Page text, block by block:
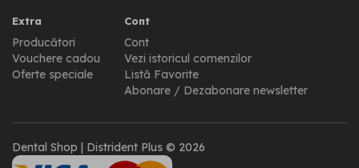
Extra
Producători
Vouchere cadou
Oferte speciale
Cont
Cont
Vezi istoricul comenzilor
Listă Favorite
Abonare / Dezabonare newsletter
Dental Shop | Distrident Plus © 2026